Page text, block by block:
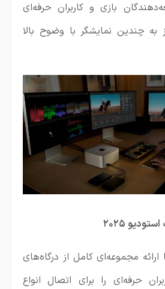
بازی و کاربران حرفه‌ای
به چندین نمایشگر با وضوح بالا
۲۰۲۵
استودیو ۲۰۲۵ با ارائه مجموعه‌ای کامل از درگاه‌های
حرفه‌ای را برای اتصال انواع